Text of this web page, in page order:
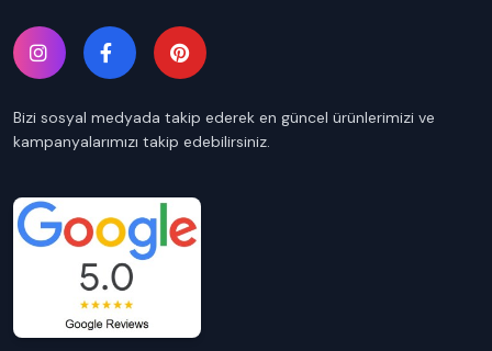
Bizi sosyal medyada takip ederek en güncel ürünlerimizi ve
kampanyalarımızı takip edebilirsiniz.